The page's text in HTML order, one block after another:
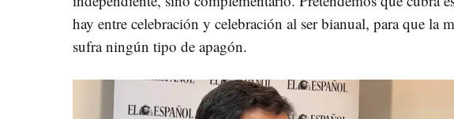
hay entre celebración y celebración al ser bianual, para que la
sufra ningún tipo de apagón.